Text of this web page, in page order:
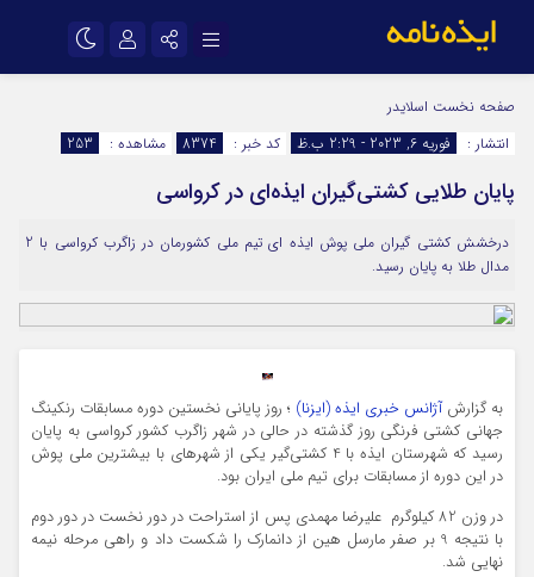
اینستاگرام
سروش
ایتا
آپارات
اپلیکیشن رمز عبور
صفحه نخست اسلایدر
انتشار :
فوریه 6, 2023 - 2:29 ب.ظ کد خبر : 8374 مشاهده : 253
پایان طلایی کشتی‌گیران ایذه‌ای در کرواسی
درخشش کشتی گیران ملی پوش ایذه ای تیم ملی کشورمان در زاگرب کرواسی با 2
مدال طلا به پایان رسید.
به گزارشآژانس خبری ایذه (ایزنا) ؛ روز پایانی نخستین دوره مسابقات رنکینگ
جهانی کشتی فرنگی روز گذشته در حالی در شهر زاگرب کشور کرواسی به پایان
رسید که شهرستان ایذه با 4 کشتی‌گیر یکی از شهرهای با بیشترین ملی پوش
در این دوره از مسابقات برای تیم ملی ایران بود.
در وزن 82 کیلوگرم علیرضا مهمدی پس از استراحت در دور نخست در دور دوم
با نتیجه 9 بر صفر مارسل هین از دانمارک را شکست داد و راهی مرحله نیمه
نهایی شد.